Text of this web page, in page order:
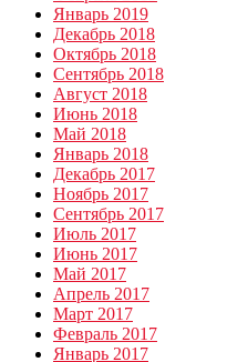
Январь 2019
Декабрь 2018
Октябрь 2018
Сентябрь 2018
Август 2018
Июнь 2018
Май 2018
Январь 2018
Декабрь 2017
Ноябрь 2017
Сентябрь 2017
Июль 2017
Июнь 2017
Май 2017
Апрель 2017
Март 2017
Февраль 2017
Январь 2017